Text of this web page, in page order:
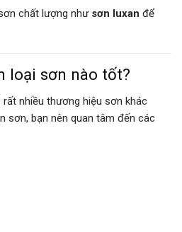
chất lượng như sơn luxan để
loại sơn nào tốt?
nhiều thương hiệu sơn khác
sơn, bạn nên quan tâm đến các